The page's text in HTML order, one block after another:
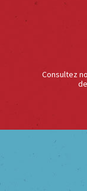
Consultez